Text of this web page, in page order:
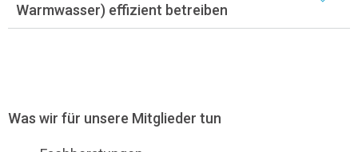
Warmwasser) effizient betreiben
Was wir für unsere Mitglieder tun